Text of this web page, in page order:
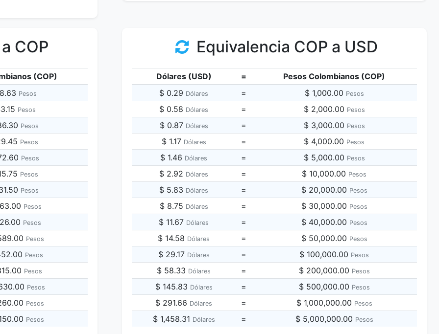
COP
(COP)
Pesos
Pesos
Pesos
Pesos
Pesos
Pesos
Pesos
Pesos
Pesos
Pesos
Pesos
Pesos
Pesos
Pesos
Pesos
Equivalencia COP a USD
Dólares (USD) =
Pesos Colombianos (COP)
$ 0.29 Dólares = $ 1,000.00 Pesos
$ 0.58 Dólares = $ 2,000.00 Pesos
$ 0.87 Dólares = $ 3,000.00 Pesos
$ 1.17 Dólares = $ 4,000.00 Pesos
$ 1.46 Dólares = $ 5,000.00 Pesos
$ 2.92 Dólares = $ 10,000.00 Pesos
$ 5.83 Dólares = $ 20,000.00 Pesos
$ 8.75 Dólares = $ 30,000.00 Pesos
$ 11.67 Dólares = $ 40,000.00 Pesos
$ 14.58 Dólares = $ 50,000.00 Pesos
$ 29.17 Dólares = $ 100,000.00 Pesos
$ 58.33 Dólares = $ 200,000.00 Pesos
$ 145.83 Dólares = $ 500,000.00 Pesos
$ 291.66 Dólares = $ 1,000,000.00 Pesos
$ 1,458.31 Dólares = $ 5,000,000.00 Pesos